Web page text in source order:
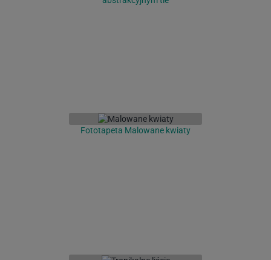
Fototapeta Malowane kwiaty